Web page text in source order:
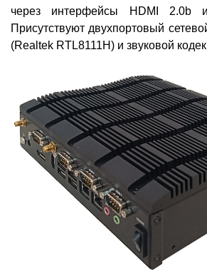
через интерфейсы HDMI 2.0b
Присутствуют двухпортовый
(Realtek RTL8111H) и звуковой